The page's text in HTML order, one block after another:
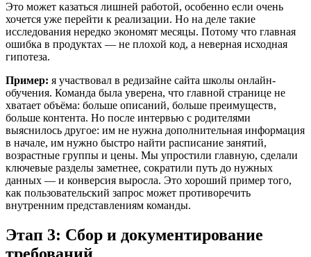
Это может казаться лишней работой, особенно если очень
хочется уже перейти к реализации. Но на деле такие
исследования нередко экономят месяцы. Потому что главная
ошибка в продуктах — не плохой код, а неверная исходная
гипотеза.
Пример: я участвовал в редизайне сайта школы онлайн-
обучения. Команда была уверена, что главной странице не
хватает объёма: больше описаний, больше преимуществ,
больше контента. Но после интервью с родителями
выяснилось другое: им не нужна дополнительная информация
в начале, им нужно быстро найти расписание занятий,
возрастные группы и цены. Мы упростили главную, сделали
ключевые разделы заметнее, сократили путь до нужных
данных — и конверсия выросла. Это хороший пример того,
как пользовательский запрос может противоречить
внутренним представлениям команды.
Этап 3: Сбор и документирование